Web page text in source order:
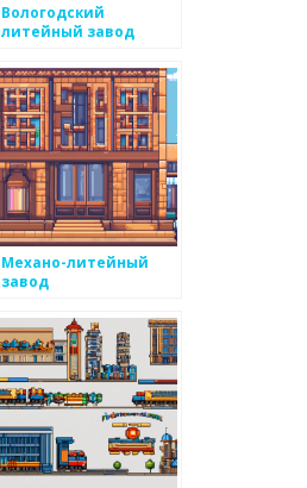
Вологодский
литейный завод
Механо-литейный
завод